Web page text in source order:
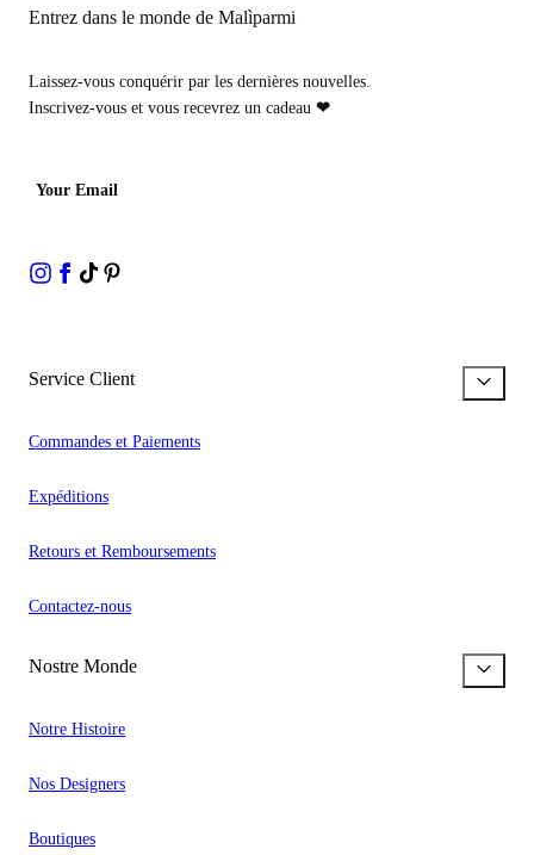
Entrez dans le monde de Malìparmi
Laissez-vous conquérir par les dernières nouvelles.
Inscrivez-vous et vous recevrez un cadeau ❤
Your Email
Service Client
Commandes et Paiements
Expéditions
Retours et Remboursements
Contactez-nous
Nostre Monde
Notre Histoire
Nos Designers
Boutiques